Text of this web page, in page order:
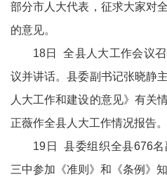
部分市人大代表，征求大家对
的意见。
18日 全县人大工作会议
议并讲话。县委副书记张晓静
人大工作和建设的意见》有关
正薇作全县人大工作情况报告。
19日 县委组织全县676
三中参加《准则》和《条例》